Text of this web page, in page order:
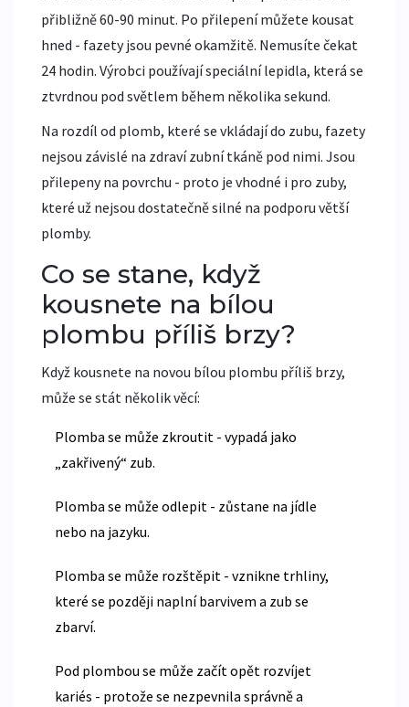
přibližně 60-90 minut. Po přilepení můžete kousat
hned - fazety jsou pevné okamžitě. Nemusíte čekat
24 hodin. Výrobci používají speciální lepidla, která se
ztvrdnou pod světlem během několika sekund.
Na rozdíl od plomb, které se vkládají do zubu, fazety
nejsou závislé na zdraví zubní tkáně pod nimi. Jsou
přilepeny na povrchu - proto je vhodné i pro zuby,
které už nejsou dostatečně silné na podporu větší
plomby.
Co se stane, když
kousnete na bílou
plombu příliš brzy?
Když kousnete na novou bílou plombu příliš brzy,
může se stát několik věcí:
Plomba se může zkroutit - vypadá jako
„zakřivený“ zub.
Plomba se může odlepit - zůstane na jídle
nebo na jazyku.
Plomba se může rozštěpit - vznikne trhliny,
které se později naplní barvivem a zub se
zbarví.
Pod plombou se může začít opět rozvíjet
kariés - protože se nezpevnila správně a